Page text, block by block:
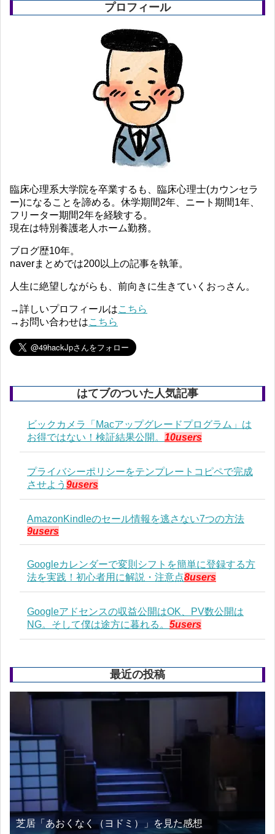
プロフィール
臨床心理系大学院を卒業するも、臨床心理士(カウンセラ
ー)になることを諦める。休学期間2年、ニート期間1年、
フリーター期間2年を経験する。
現在は特別養護老人ホーム勤務。
ブログ歴10年。
naverまとめでは200以上の記事を執筆。
人生に絶望しながらも、前向きに生きていくおっさん。
→詳しいプロフィールはこちら
→お問い合わせはこちら
はてブのついた人気記事
ビックカメラ「Macアップグレードプログラム」は
お得ではない！検証結果公開。 10users
プライバシーポリシーをテンプレートコピペで完成
させよう 9users
AmazonKindleのセール情報を逃さない7つの方法
9users
Googleカレンダーで変則シフトを簡単に登録する方
法を実践！初心者用に解説・注意点8users
Googleアドセンスの収益公開はOK、PV数公開は
NG。そして僕は途方に暮れる。 5users
最近の投稿
芝居「あおくなく（ヨドミ）」を見た感想